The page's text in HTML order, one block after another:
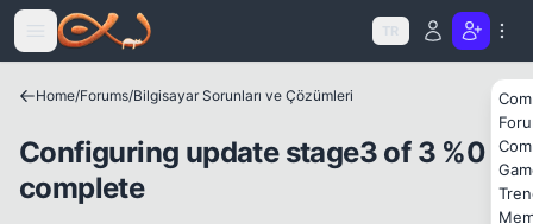
Icerige atla
TR
Home/Forums/Bilgisayar Sorunları ve Çözümleri
Configuring update stage3 of 3 %0
complete
Kapat